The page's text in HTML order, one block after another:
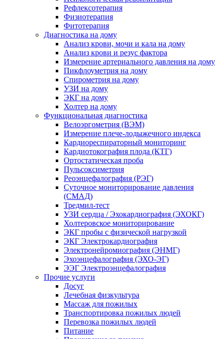
Рефлексотерапия
Физиотерапия
Фитотерапия
Диагностика на дому
Анализ крови, мочи и кала на дому
Анализ крови и резус фактора
Измерение артериального давления на дому
Пикфлоуметрия на дому
Спирометрия на дому
УЗИ на дому
ЭКГ на дому
Холтер на дому
Функциональная диагностика
Велоэргометрия (ВЭМ)
Измерение плече-лодыжечного индекса
Кардиореспираторный мониторинг
Кардиотокография плода (КТГ)
Ортостатическая проба
Пульсоксиметрия
Реоэнцефалография (РЭГ)
Суточное мониторирование давления
(СМАД)
Тредмил-тест
УЗИ сердца / Эхокардиография (ЭХОКГ)
Холтеровское мониторирование
ЭКГ пробы с физической нагрузкой
ЭКГ Электрокардиография
Электронейромиография (ЭНМГ)
Эхоэнцефалография (ЭХО-ЭГ)
ЭЭГ Электроэнцефалография
Прочие услуги
Досуг
Лечебная физкультура
Массаж для пожилых
Транспортировка пожилых людей
Перевозка пожилых людей
Питание